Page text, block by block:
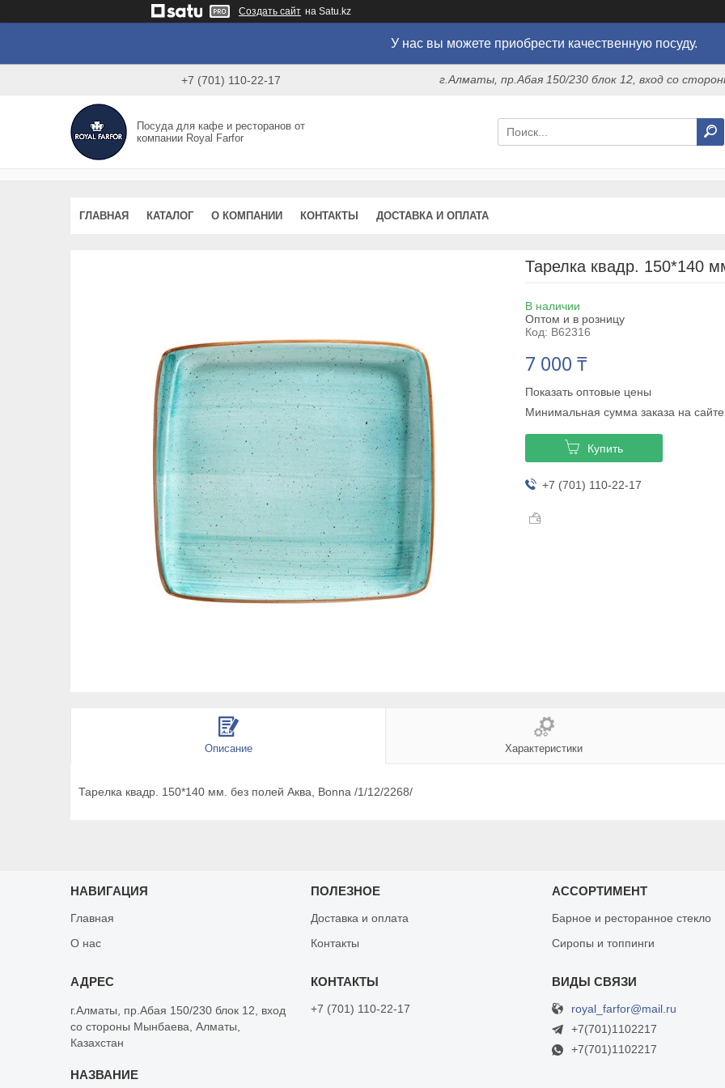
Создать сайт на Satu.kz
У нас вы можете приобрести качественную посуду.
+7 (701) 110-22-17 г.Алматы, пр.Абая 150/230 блок 12, вход со
Посуда для кафе и ресторанов от
компании Royal Farfor
ГЛАВНАЯ КАТАЛОГ О КОМПАНИИ КОНТАКТЫ ДОСТАВКА И ОПЛАТА
Тарелка квадр. 150*140
В наличии
Оптом и в розницу
Код: B62316
7 000 ₸
Показать оптовые цены
Минимальная сумма заказа на
Купить
+7 (701) 110-22-17
Описание Характеристики
Тарелка квадр. 150*140 мм. без полей Аква, Bonna /1/12/2268/
НАВИГАЦИЯ
Главная
О нас
ПОЛЕЗНОЕ
Доставка и оплата
Контакты
АССОРТИМЕНТ
Барное и ресторанное стекло
Сиропы и топпинги
г.Алматы, пр.Абая 150/230 блок 12, вход
со стороны Мынбаева, Алматы,
Казахстан
+7 (701) 110-22-17
royal_farfor@mail.ru
+7(701)1102217
+7(701)1102217